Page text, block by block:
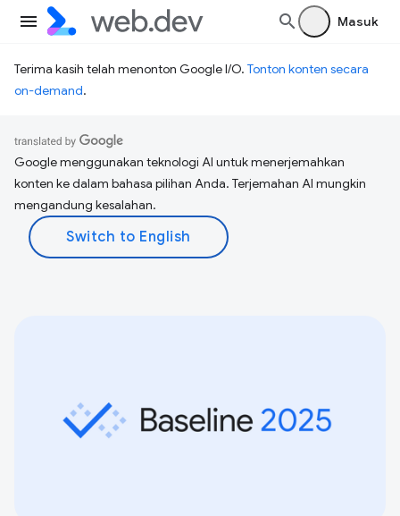
Masuk
Terima kasih telah menonton Google I/O. Tonton konten secara
on-demand.
Google menggunakan teknologi AI untuk menerjemahkan
konten ke dalam bahasa pilihan Anda. Terjemahan AI mungkin
mengandung kesalahan.